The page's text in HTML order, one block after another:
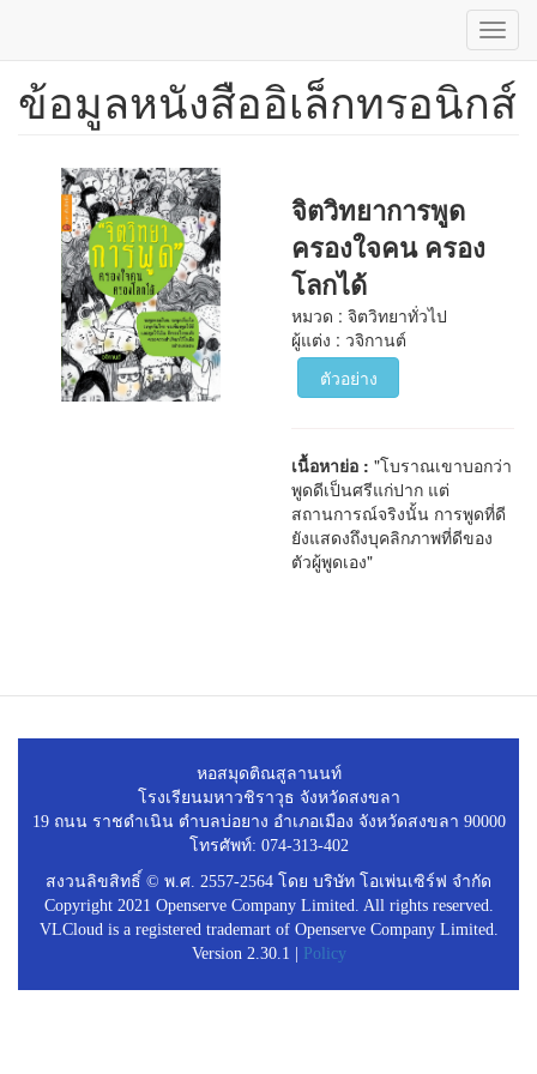
ข้าม
ข้อมูลหนังสืออิเล็กทรอนิกส์
จิตวิทยาการพูด
ครองใจคน ครอง
โลกได้
หมวด : จิตวิทยาทั่วไป
ผู้แต่ง : วจิกานต์
ตัวอย่าง
เนื้อหาย่อ :"โบราณเขาบอกว่า
พูดดีเป็นศรีแก่ปาก แต่
สถานการณ์จริงนั้น การพูดที่ดี
ยังแสดงถึงบุคลิกภาพที่ดีของ
ตัวผู้พูดเอง"
หอสมุดติณสูลานนท์
โรงเรียนมหาวชิราวุธ จังหวัดสงขลา
19 ถนน ราชดำเนิน ตำบลบ่อยาง อำเภอเมือง จังหวัดสงขลา 90000
โทรศัพท์: 074-313-402
สงวนลิขสิทธิ์ © พ.ศ. 2557-2564 โดย บริษัท โอเพ่นเซิร์ฟ จำกัด
Copyright 2021 Openserve Company Limited. All rights reserved.
VLCloud is a registered trademart of Openserve Company Limited.
Version 2.30.1 |
Policy